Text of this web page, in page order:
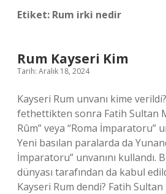
Etiket: Rum irki nedir
Rum Kayseri Kim
Tarih: Aralık 18, 2024
Kayseri Rum unvanı kime
fethettikten sonra Fatih Sultan
Rûm” veya “Roma İmparatoru”
Yeni basılan paralarda da
İmparatoru” unvanını kullandı.
dünyası tarafından da kabul
Kayseri Rum dendi? Fatih Sultan